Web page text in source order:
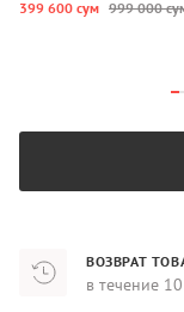
399 600 сум 999 000
ВОЗВРАТ
в течение